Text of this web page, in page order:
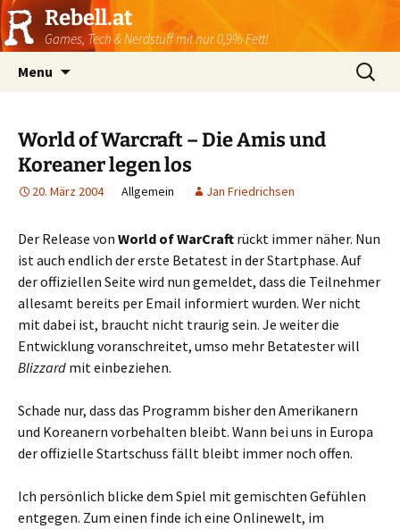
Rebell.at
Games, Tech & Nerdstuff mit nur 0,9% Fett!
Menu
Suchen
nach:
World of Warcraft – Die Amis und
Koreaner legen los
20. März 2004 Allgemein Jan Friedrichsen
Der Release von World of WarCraft rückt immer näher. Nun
ist auch endlich der erste Betatest in der Startphase. Auf
der offiziellen Seite wird nun gemeldet, dass die Teilnehmer
allesamt bereits per Email informiert wurden. Wer nicht
mit dabei ist, braucht nicht traurig sein. Je weiter die
Entwicklung voranschreitet, umso mehr Betatester will
Blizzard mit einbeziehen.
Schade nur, dass das Programm bisher den Amerikanern
und Koreanern vorbehalten bleibt. Wann bei uns in Europa
der offizielle Startschuss fällt bleibt immer noch offen.
Ich persönlich blicke dem Spiel mit gemischten Gefühlen
entgegen. Zum einen finde ich eine Onlinewelt, im